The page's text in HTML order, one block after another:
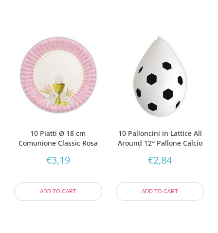
10 Piatti Ø 18 cm
Comunione Classic Rosa
€3,19
ADD TO CART
10 Palloncini in Lattice All
Around 12″ Pallone Calcio
€2,84
ADD TO CART